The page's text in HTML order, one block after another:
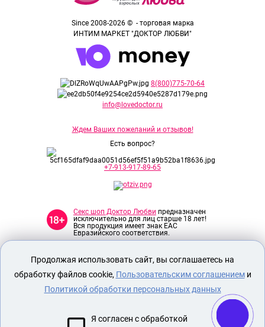
Since 2008-2026 © - торговая марка
ИНТИМ МАРКЕТ "ДОКТОР ЛЮБВИ"
8(800)775-70-64
info@lovedoctor.ru
Ждем Ваших пожеланий и отзывов!
Есть вопрос?
+7-913-917-89-65
Секс шоп Доктор Любви предназначен
исключительно для лиц старше 18 лет!
Вся продукция имеет знак EAC
Евразийского соответствия.
О МАГАЗИНЕ
ОПЛАТА И ДОСТАВКА
СЕКС ИГРУШКИ
Продолжая использовать сайт, вы соглашаетесь на
обработку файлов cookie, Пользовательским соглашениеми
Политикой обработки персональных данных
Я согласен с обработкой